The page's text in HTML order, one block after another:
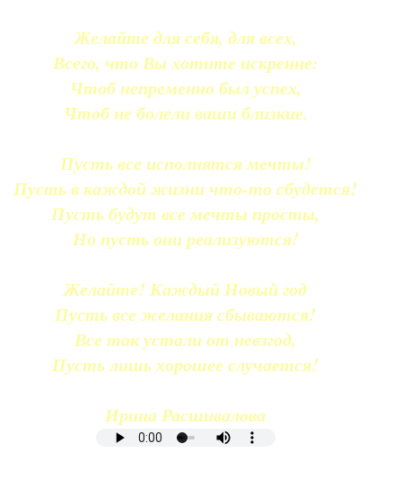
Желайте для себя, для всех,
Всего, что Вы хотите искренне:
Чтоб непременно был успех,
Чтоб не болели ваши близкие.
Пусть все исполнятся мечты!
Пусть в каждой жизни что-то сбудется!
Пусть будут все мечты просты,
Но пусть они реализуются!
Желайте! Каждый Новый год
Пусть все желания сбываются!
Все так устали от невзгод,
Пусть лишь хорошее случается!
Ирина Расшивалова